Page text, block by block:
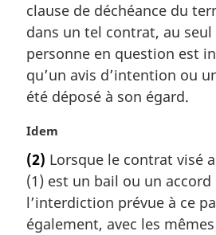
n
a
e
:
clause de déchéance du
dans un tel contrat, au
personne en question est
qu’un avis d’intention ou
été déposé à son égard.
N
t
e
m
a
Idem
(2) Lorsque le contrat visé
(1) est un bail ou un accord
l’interdiction prévue à ce
également, avec les